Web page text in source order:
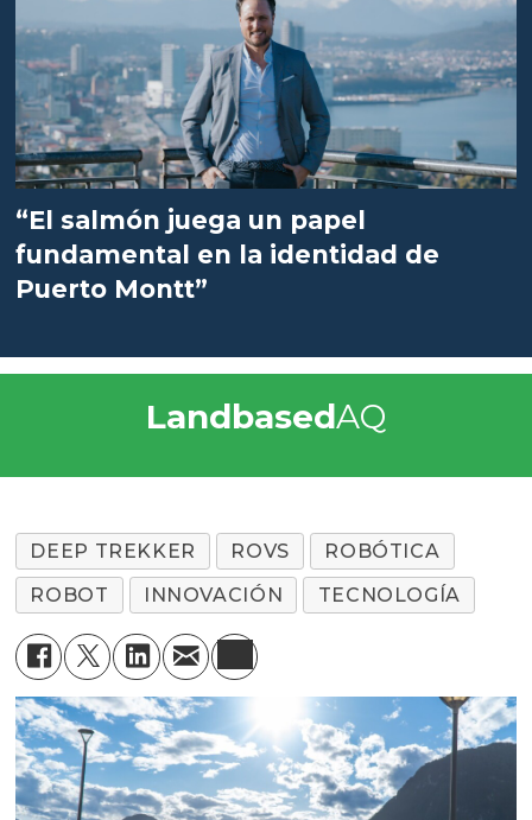
“El salmón juega un papel
fundamental en la identidad de
Puerto Montt”
LandbasedAQ
DEEP TREKKER ROVS
ROBÓTICA
ROBOT
INNOVACIÓN TECNOLOGÍA